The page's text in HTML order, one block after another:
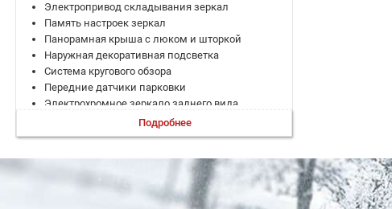
Электропривод складывания зеркал
Память настроек зеркал
Панорамная крыша с люком и шторкой
Наружная декоративная подсветка
Система кругового обзора
Передние датчики парковки
Электрохромное зеркало заднего вида
Шторки безопасности
Система мониторинга слепых зон (BSD)
Система помощи при смене полосы (LCA)
Ассистент удержания в полосе (LKA)
Адаптивный круиз-контроль (ACC)
Подробнее